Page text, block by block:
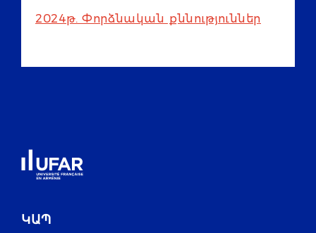
2024թ. Փորձնական քննություններ
ԿԱՊ